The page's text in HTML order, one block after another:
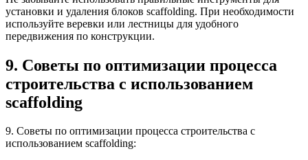
установки и удаления блоков scaffolding. При необходимости
используйте веревки или лестницы для удобного
передвижения по конструкции.
9. Советы по оптимизации процесса
строительства с использованием
scaffolding
9. Советы по оптимизации процесса строительства с
использованием scaffolding: